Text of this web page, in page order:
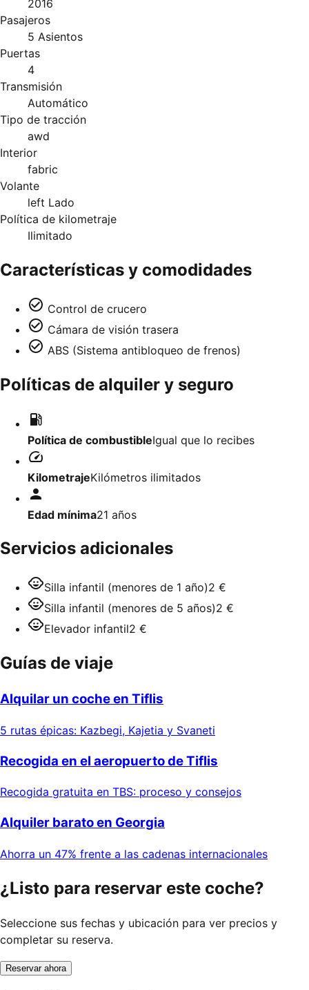
2016
Pasajeros
5 Asientos
Puertas
4
Transmisión
Automático
Tipo de tracción
awd
Interior
fabric
Volante
left Lado
Política de kilometraje
Ilimitado
Características y comodidades
Control de crucero
Cámara de visión trasera
ABS (Sistema antibloqueo de frenos)
Políticas de alquiler y seguro
Política de combustibleIgual que lo recibes
KilometrajeKilómetros ilimitados
Edad mínima21 años
Servicios adicionales
Silla infantil (menores de 1 año)2 €
Silla infantil (menores de 5 años)2 €
Elevador infantil2 €
Guías de viaje
Alquilar un coche en Tiflis
5 rutas épicas: Kazbegi, Kajetia y Svaneti
Recogida en el aeropuerto de Tiflis
Recogida gratuita en TBS: proceso y consejos
Alquiler barato en Georgia
Ahorra un 47% frente a las cadenas internacionales
¿Listo para reservar este coche?
Seleccione sus fechas y ubicación para ver precios y
completar su reserva.
Reservar ahora